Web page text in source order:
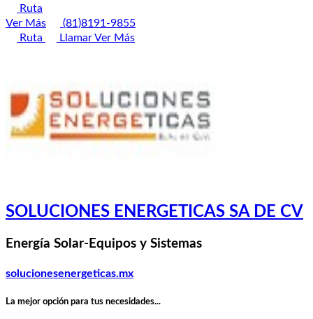
Ruta
Ver Más
(81)8191-9855
Ruta
LlamarVer Más
SOLUCIONES ENERGETICAS SA DE CV
Energía Solar-Equipos y Sistemas
solucionesenergeticas.mx
La mejor opción para tus necesidades...